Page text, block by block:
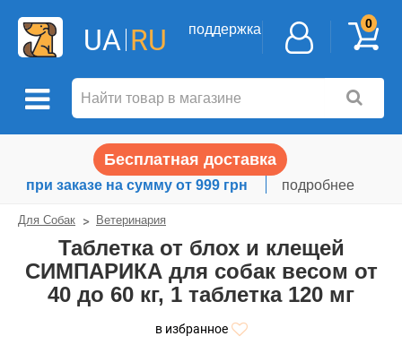
UA RU поддержка 0
Бесплатная доставка
при заказе на сумму от 999 грн подробнее
Для Собак Ветеринария
Таблетка от блох и клещей
СИМПАРИКА для собак весом от
40 до 60 кг, 1 таблетка 120 мг
в избранное